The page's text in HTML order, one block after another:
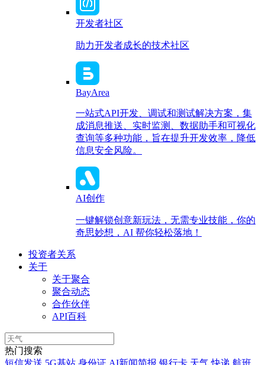
开发者社区
助力开发者成长的技术社区
BayArea
一站式API开发、调试和测试解决方案，集
成消息推送、实时监测、数据助手和可视化
查询等多种功能，旨在提升开发效率，降低
信息安全风险。
AI创作
一键解锁创意新玩法，无需专业技能，你的
奇思妙想，AI 帮你轻松落地！
投资者关系
关于
关于聚合
聚合动态
合作伙伴
API百科
热门搜索
短信发送 5G基站 身份证 AI新闻简报 银行卡 天气 快递 航班